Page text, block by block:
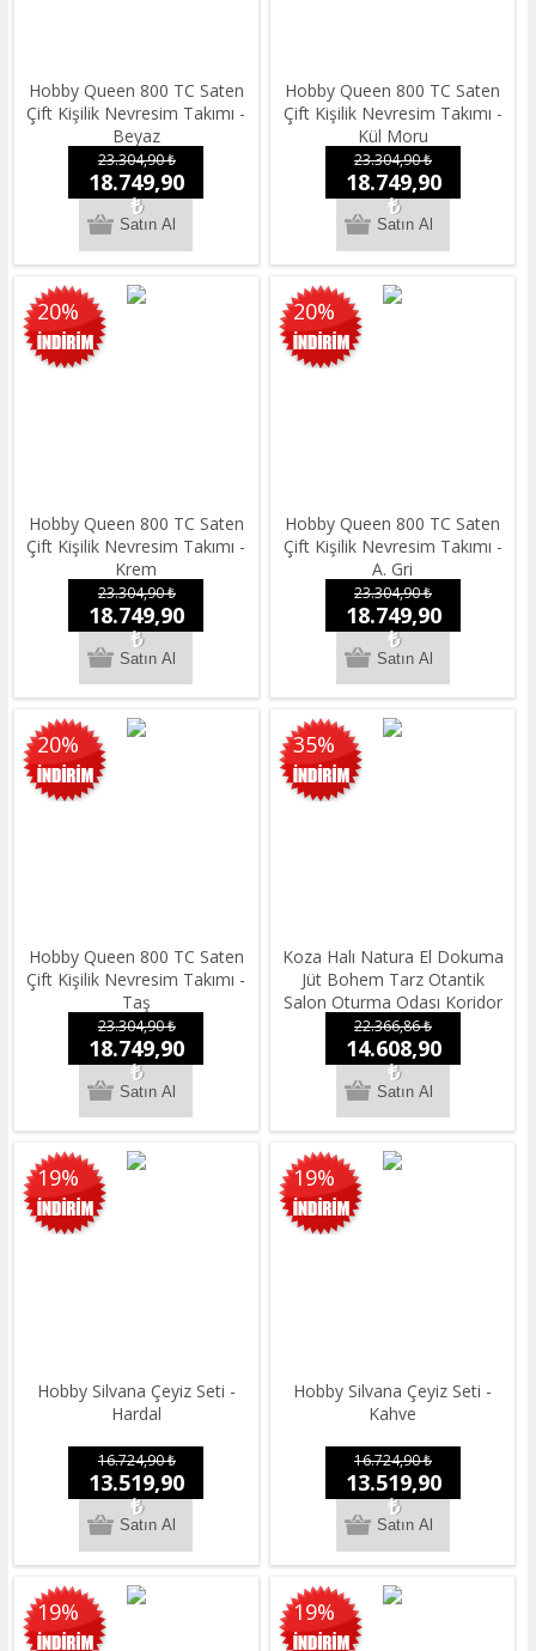
Hobby Queen 800 TC Saten
Çift Kişilik Nevresim Takımı -
Beyaz
23.304,90 ₺
18.749,90
₺
Hobby Queen 800 TC Saten
Çift Kişilik Nevresim Takımı -
Kül Moru
23.304,90 ₺
18.749,90
₺
20%
Hobby Queen 800 TC Saten
Çift Kişilik Nevresim Takımı -
Krem
23.304,90 ₺
18.749,90
₺
20%
Hobby Queen 800 TC Saten
Çift Kişilik Nevresim Takımı -
A. Gri
23.304,90 ₺
18.749,90
₺
20%
Hobby Queen 800 TC Saten
Çift Kişilik Nevresim Takımı -
Taş
23.304,90 ₺
18.749,90
₺
35%
Koza Halı Natura El Dokuma
Jüt Bohem Tarz Otantik
Salon Oturma Odası Koridor
Yatak Odası Natural Halı
00022A 200 x 290
22.366,86 ₺
14.608,90
₺
19%
Hobby Silvana Çeyiz Seti -
Hardal
16.724,90 ₺
13.519,90
₺
19%
Hobby Silvana Çeyiz Seti -
Kahve
16.724,90 ₺
13.519,90
₺
19% 19%